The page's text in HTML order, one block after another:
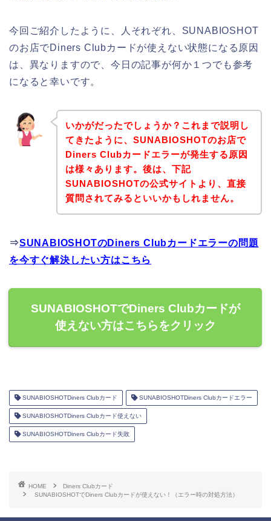
今回ご紹介したように、人それぞれ、SUNABIOSHOT
のお店でDiners Clubカードが使えない状態になる原因
は、異なりますので、今日の記事が何か１つでも参考
になると幸いです。
いかがだったでしょうか？これまで説明し
てきたように、SUNABIOSHOTのお店で
Diners Clubカードエラーが発生する原因
は様々あります。後は、下記
SUNABIOSHOTの公式サイトより、直接
質問されてみるといいかもしれません。
⇒SUNABIOSHOTのDiners Clubカードエラーの問題
を今すぐ解決したい方はこちら
SUNABIOSHOTでDiners Clubカードが
使えない方はこちらをクリック
SUNABIOSHOTDiners Clubカード SUNABIOSHOTDiners Clubカードエラー
SUNABIOSHOTDiners Clubカード使えない
SUNABIOSHOTDiners Clubカード失敗
HOME
Diners Clubカード
SUNABIOSHOTでDiners Clubカードが使えない！（エラー時の対処方法）